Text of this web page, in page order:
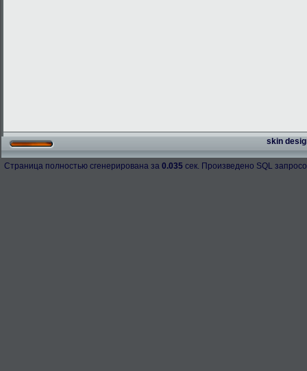
skin
Страница полностью сгенерирована за 0.035 сек. Произведено SQL